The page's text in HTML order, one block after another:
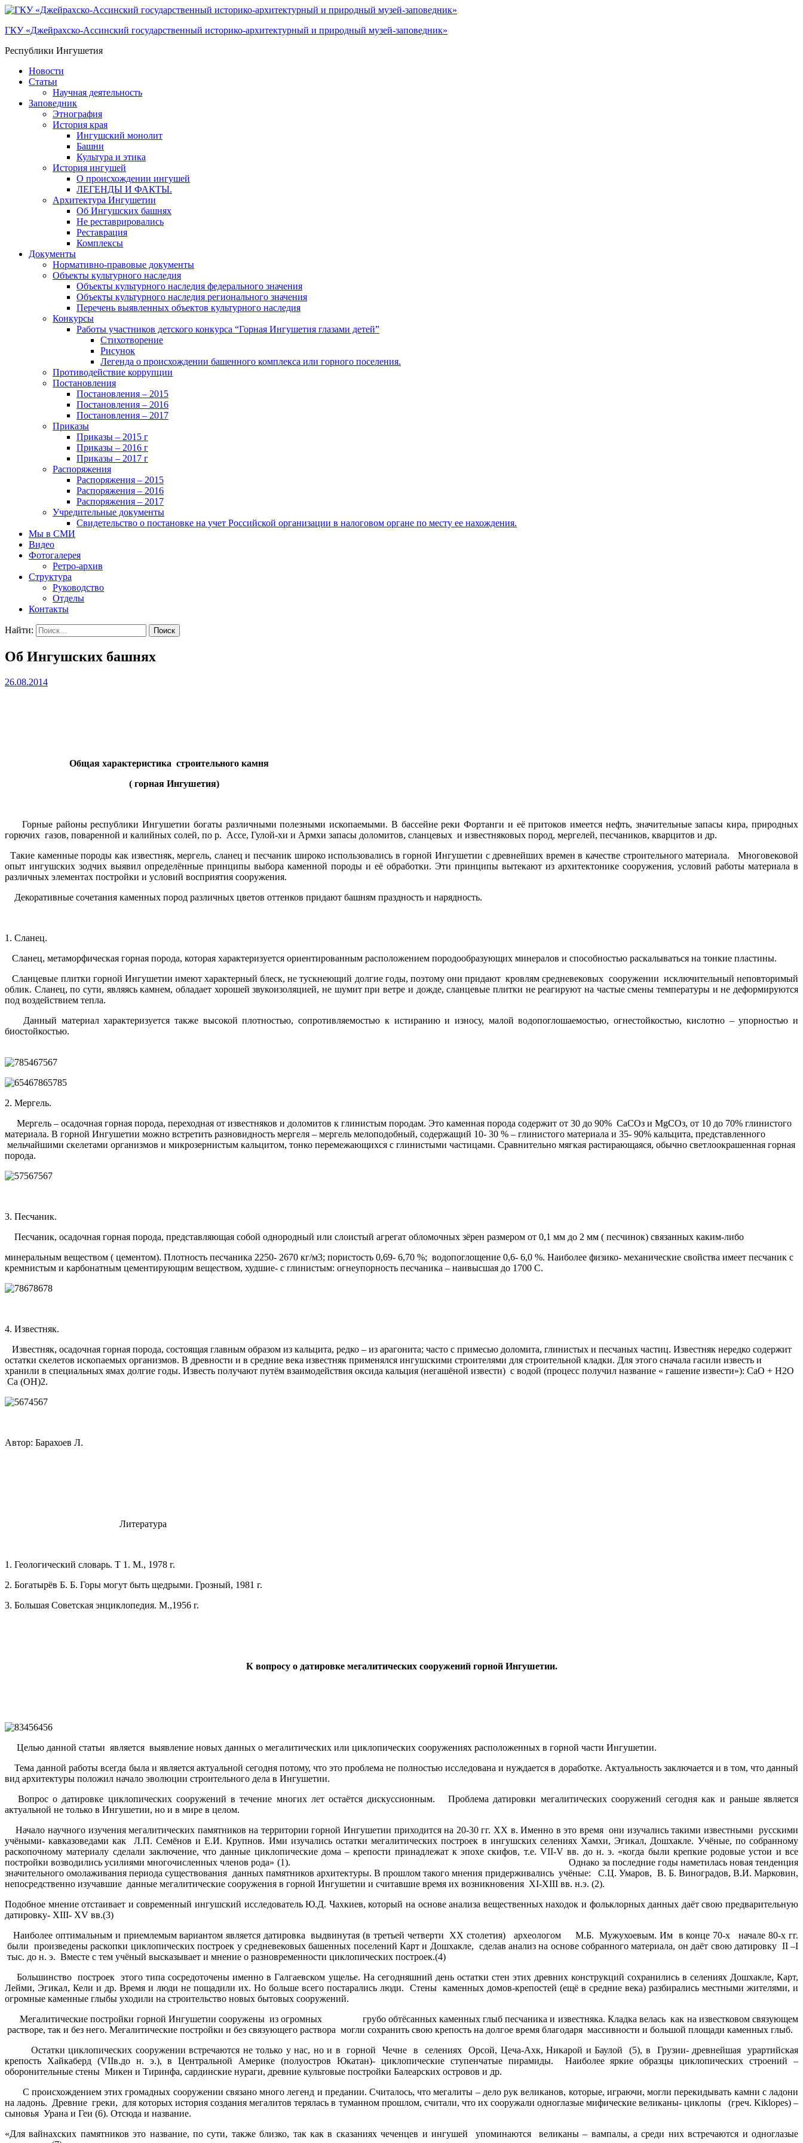
ГКУ «Джейрахско-Ассинcкий государственный историко-архитектурный и природный музей-заповедник»
Республики Ингушетия
Новости
Статьи
Научная деятельность
Заповедник
Этнография
История края
Ингушский монолит
Башни
Культура и этика
История ингушей
О происхождении ингушей
ЛЕГЕНДЫ И ФАКТЫ.
Архитектура Ингушетии
Об Ингушских башнях
Не реставрировались
Реставрация
Комплексы
Документы
Нормативно-правовые документы
Объекты культурного наследия
Объекты культурного наследия федерального значения
Объекты культурного наследия регионального значения
Перечень выявленных объектов культурного наследия
Конкурсы
Работы участников детского конкурса “Горная Ингушетия глазами детей”
Стихотворение
Рисунок
Легенда о происхождении башенного комплекса или горного поселения.
Противодействие коррупции
Постановления
Постановления – 2015
Постановления – 2016
Постановления – 2017
Приказы
Приказы – 2015 г
Приказы – 2016 г
Приказы – 2017 г
Распоряжения
Распоряжения – 2015
Распоряжения – 2016
Распоряжения – 2017
Учредительные документы
Свидетельство о постановке на учет Российской организации в налоговом органе по месту ее нахождения.
Мы в СМИ
Видео
Фотогалерея
Ретро-архив
Структура
Руководство
Отделы
Контакты
Найти:
Об Ингушских башнях
26.08.2014
Общая характеристика строительного камня
( горная Ингушетия)
Горные районы республики Ингушетии богаты различными полезными ископаемыми. В бассейне реки Фортанги и её притоков имеется нефть, значительные запасы кира, природных
горючих газов, поваренной и калийных солей, по р. Ассе, Гулой-хи и Армхи запасы доломитов, сланцевых и известняковых пород, мергелей, песчаников, кварцитов и др.
Такие каменные породы как известняк, мергель, сланец и песчаник широко использовались в горной Ингушетии с древнейших времен в качестве строительного материала. Многовековой
опыт ингушских зодчих выявил определённые принципы выбора каменной породы и её обработки. Эти принципы вытекают из архитектонике сооружения, условий работы материала в
различных элементах постройки и условий восприятия сооружения.
Декоративные сочетания каменных пород различных цветов оттенков придают башням праздность и нарядность.
1. Сланец.
Сланец, метаморфическая горная порода, которая характеризуется ориентированным расположением породообразующих минералов и способностью раскалываться на тонкие пластины.
Сланцевые плитки горной Ингушетии имеют характерный блеск, не тускнеющий долгие годы, поэтому они придают кровлям средневековых сооружении исключительный неповторимый
облик. Сланец, по сути, являясь камнем, обладает хорошей звукоизоляцией, не шумит при ветре и дожде, сланцевые плитки не реагируют на частые смены температуры и не деформируются
под воздействием тепла.
Данный материал характеризуется также высокой плотностью, сопротивляемостью к истиранию и износу, малой водопоглошаемостью, огнестойкостью, кислотно – упорностью и
биостойкостью.
2. Мергель.
Мергель – осадочная горная порода, переходная от известняков и доломитов к глинистым породам. Это каменная порода содержит от 30 до 90% СаСОз и MgCOз, от 10 до 70% глинистого
материала. В горной Ингушетии можно встретить разновидность мергеля – мергель мелоподобный, содержащий 10- 30 % – глинистого материала и 35- 90% кальцита, представленного
мельчайшими скелетами организмов и микрозернистым кальцитом, тонко перемежающихся с глинистыми частицами. Сравнительно мягкая растирающаяся, обычно светлоокрашенная горная
порода.
3. Песчаник.
Песчаник, осадочная горная порода, представляющая собой однородный или слоистый агрегат обломочных зёрен размером от 0,1 мм до 2 мм ( песчинок) связанных каким-либо
минеральным веществом ( цементом). Плотность песчаника 2250- 2670 кг/м3; пористость 0,69- 6,70 %; водопоглощение 0,6- 6,0 %. Наиболее физико- механические свойства имеет песчаник с
кремнистым и карбонатным цементирующим веществом, худшие- с глинистым: огнеупорность песчаника – наивысшая до 1700 С.
4. Известняк.
Известняк, осадочная горная порода, состоящая главным образом из кальцита, редко – из арагонита; часто с примесью доломита, глинистых и песчаных частиц. Известняк нередко содержит
остатки скелетов ископаемых организмов. В древности и в средние века известняк применялся ингушскими строителями для строительной кладки. Для этого сначала гасили известь и
хранили в специальных ямах долгие годы. Известь получают путём взаимодействия оксида кальция (негашёной извести) с водой (процесс получил название « гашение извести»): СаО + Н2О
Са (ОН)2.
Автор: Барахоев Л.
Литература
1. Геологический словарь. Т 1. М., 1978 г.
2. Богатырёв Б. Б. Горы могут быть щедрыми. Грозный, 1981 г.
3. Большая Советская энциклопедия. М.,1956 г.
К вопросу о датировке мегалитических сооружений горной Ингушетии.
Целью данной статьи является выявление новых данных о мегалитических или циклопических сооружениях расположенных в горной части Ингушетии.
Тема данной работы всегда была и является актуальной сегодня потому, что это проблема не полностью исследована и нуждается в доработке. Актуальность заключается и в том, что данный
вид архитектуры положил начало эволюции строительного дела в Ингушетии.
Вопрос о датировке циклопических сооружений в течение многих лет остаётся дискуссионным. Проблема датировки мегалитических сооружений сегодня как и раньше является
актуальной не только в Ингушетии, но и в мире в целом.
Начало научного изучения мегалитических памятников на территории горной Ингушетии приходится на 20-30 гг. ХХ в. Именно в это время они изучались такими известными русскими
учёными- кавказоведами как Л.П. Семёнов и Е.И. Крупнов. Ими изучались остатки мегалитических построек в ингушских селениях Хамхи, Эгикал, Дошхакле. Учёные, по собранному
раскопочному материалу сделали заключение, что данные циклопические дома – крепости принадлежат к эпохе скифов, т.е. VII-V вв. до н. э. «когда были крепкие родовые устои и все
постройки возводились усилиями многочисленных членов рода» (1). Однако за последние годы наметилась новая тенденция
значительного омолаживания периода существования данных памятников архитектуры. В прошлом такого мнения придерживались учёные: С.Ц. Умаров, В. Б. Виноградов, В.И. Марковин,
непосредственно изучавшие данные мегалитические сооружения в горной Ингушетии и считавшие время их возникновения XI-XIII вв. н.э. (2).
Подобное мнение отстаивает и современный ингушский исследователь Ю.Д. Чахкиев, который на основе анализа вещественных находок и фольклорных данных даёт свою предварительную
датировку- XIII- XV вв.(3)
Наиболее оптимальным и приемлемым вариантом является датировка выдвинутая (в третьей четверти ХХ столетия) археологом М.Б. Мужухоевым. Им в конце 70-х начале 80-х гг.
были произведены раскопки циклопических построек у средневековых башенных поселений Карт и Дошхакле, сделав анализ на основе собранного материала, он даёт свою датировку II –I
тыс. до н. э. Вместе с тем учёный высказывает и мнение о разновременности циклопических построек.(4)
Большинство построек этого типа сосредоточены именно в Галгаевском ущелье. На сегодняшний день остатки стен этих древних конструкций сохранились в селениях Дошхакле, Карт,
Лейми, Эгикал, Кели и др. Время и люди не пощадили их. Но больше всего постарались люди. Стены каменных домов-крепостей (ещё в средние века) разбирались местными жителями, и
огромные каменные глыбы уходили на строительство новых бытовых сооружений.
Мегалитические постройки горной Ингушетии сооружены из огромных грубо обтёсанных каменных глыб песчаника и известняка. Кладка велась как на известковом cвязующем
растворе, так и без него. Мегалитические постройки и без связующего раствора могли сохранить свою крепость на долгое время благодаря массивности и большой площади каменных глыб.
Остатки циклопических сооружении встречаются не только у нас, но и в горной Чечне в селениях Орсой, Цеча-Ахк, Никарой и Баулой (5), в Грузии- древнейшая урартийская
крепость Хайкаберд (VIIв.до н. э.), в Центральной Америке (полуостров Юкатан)- циклопические ступенчатые пирамиды. Наиболее яркие образцы циклопических строений –
оборонительные стены Микен и Тиринфа, сардинские нураги, древние культовые постройки Балеарских островов и др.
С происхождением этих громадных сооружении связано много легенд и предании. Считалось, что мегалиты – дело рук великанов, которые, играючи, могли перекидывать камни с ладони
на ладонь. Древние греки, для которых история создания мегалитов терялась в туманном прошлом, считали, что их сооружали одноглазые мифические великаны- циклопы (греч. Kiklopes) –
сыновья Урана и Геи (6). Отсюда и название.
«Для вайнахских памятников это название, по сути, также близко, так как в сказаниях чеченцев и ингушей упоминаются великаны – вампалы, а среди них встречаются и одноглазые